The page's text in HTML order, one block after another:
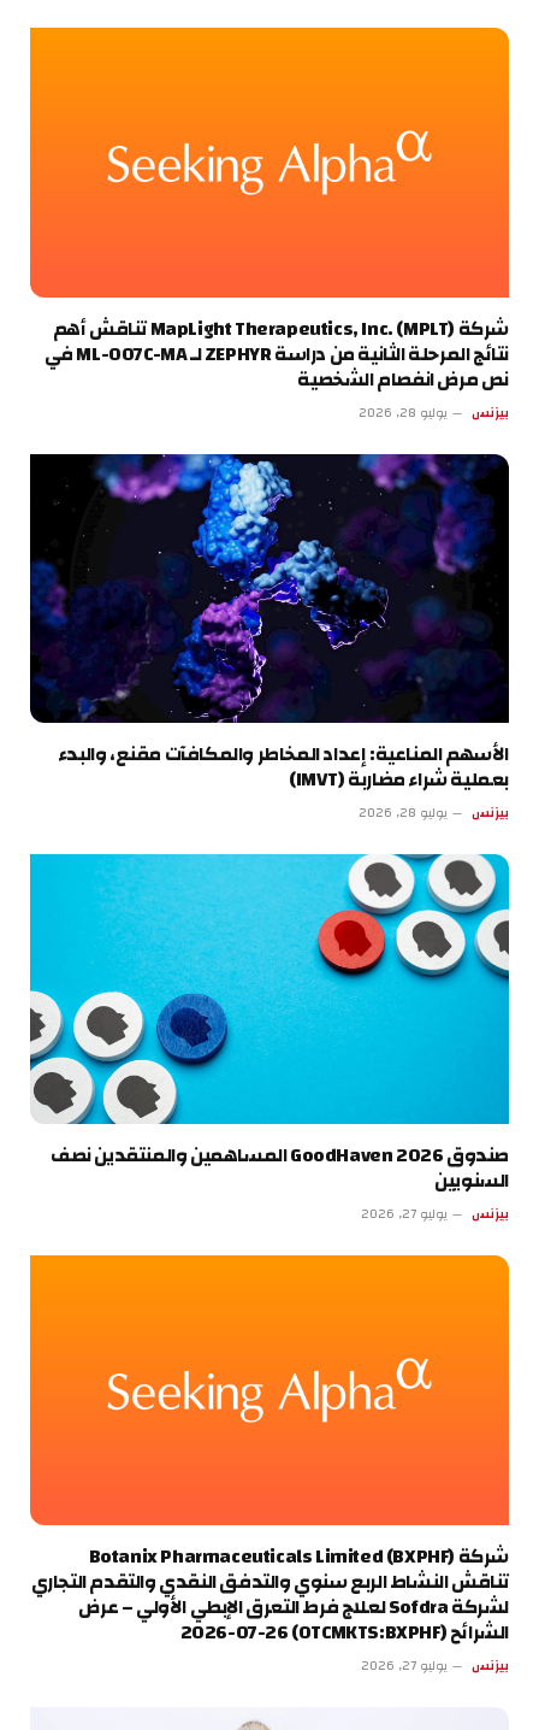
شركة MapLight Therapeutics, Inc. (MPLT) تناقش أهم
نتائج المرحلة الثانية من دراسة ZEPHYR لـ ML-007C-MA في
نص مرض انفصام الشخصية
بيزنس يوليو 28, 2026
الأسهم المناعية: إعداد المخاطر والمكافآت مقنع، والبدء
بعملية شراء مضاربة (IMVT)
بيزنس يوليو 28, 2026
صندوق GoodHaven 2026 المساهمين والمنتقدين نصف
السنويين
بيزنس يوليو 27, 2026
شركة Botanix Pharmaceuticals Limited (BXPHF)
تناقش النشاط الربع سنوي والتدفق النقدي والتقدم التجاري
لشركة Sofdra لعلاج فرط التعرق الإبطي الأولي – عرض
الشرائح (OTCMKTS:BXPHF) 2026-07-26
بيزنس يوليو 27, 2026